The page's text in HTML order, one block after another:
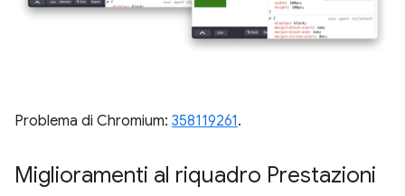
Problema di Chromium: 358119261.
Miglioramenti al riquadro Prestazioni